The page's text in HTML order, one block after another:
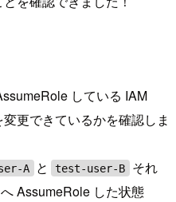
している IAM
更できているかを確認しま
A と test-user-B
それ
へ AssumeRole した状態